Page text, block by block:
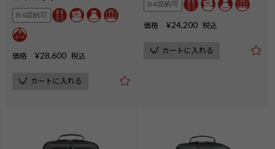
B4収納可
価格 ¥28,600 税込
カートに入れる
B4収納可
価格 ¥24,200 税込
カートに入れる